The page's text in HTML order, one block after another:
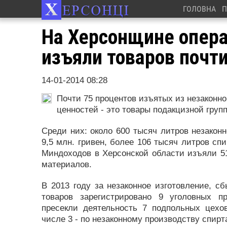
ГОЛОВНА
На Херсонщине
изъяли товаров
14-01-2014 08:28
Почти 75 процентов изъятых из
ценностей - это товары подакцизной
Среди них: около 600 тысяч литров
9,5 млн. гривен, более 106 тысяч литров
Миндоходов в Херсонской области изъяли
материалов.
В 2013 году за незаконное изготовление,
товаров зарегистрировано 9 уголовных
пресекли деятельность 7 подпольных
числе 3 - по незаконному производству